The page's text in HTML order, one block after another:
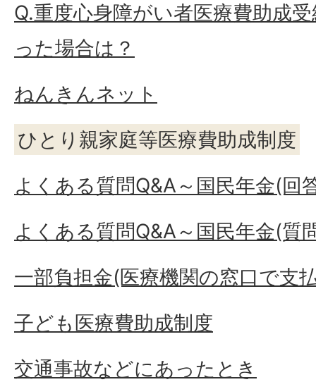
Q.重度心身障がい者医療費助成
った場合は？
ねんきんネット
ひとり親家庭等医療費助成制度
よくある質問Q&A～国民年金(回
よくある質問Q&A～国民年金(質
一部負担金(医療機関の窓口で支
子ども医療費助成制度
交通事故などにあったとき